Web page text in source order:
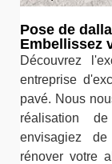
Pose de
Embellissez
Découvrez
entreprise
pavé. Nous
réalisation
envisagiez
rénover votre